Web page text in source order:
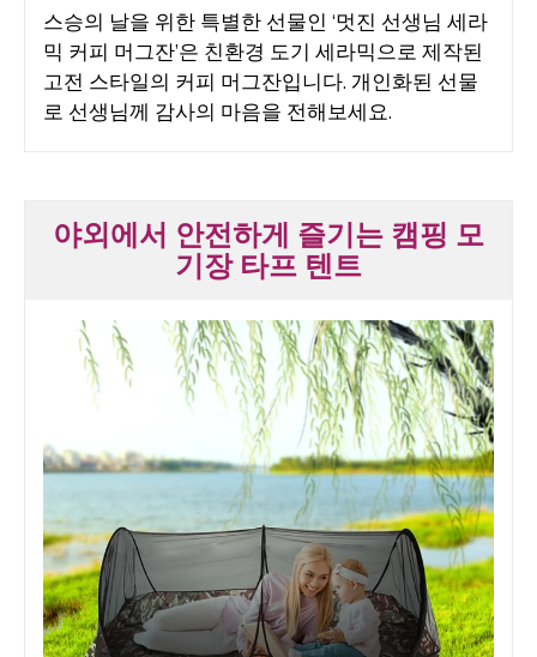
스승의 날을 위한 특별한 선물인 ‘멋진 선생님 세라
믹 커피 머그잔’은 친환경 도기 세라믹으로 제작된
고전 스타일의 커피 머그잔입니다. 개인화된 선물
로 선생님께 감사의 마음을 전해보세요.
야외에서 안전하게 즐기는 캠핑 모
기장 타프 텐트